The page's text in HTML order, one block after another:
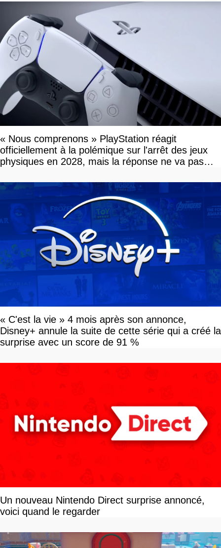
« Nous comprenons » PlayStation réagit
officiellement à la polémique sur l'arrêt des jeux
physiques en 2028, mais la réponse ne va pas
« C'est la vie » 4 mois après son annonce,
Disney+ annule la suite de cette série qui a créé la
surprise avec un score de 91 %
Un nouveau Nintendo Direct surprise annoncé,
voici quand le regarder